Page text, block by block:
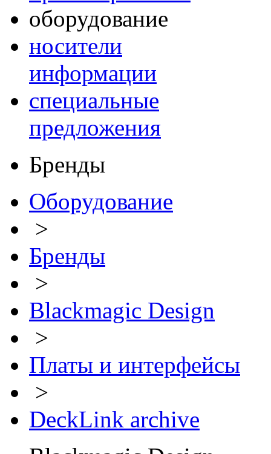
оборудование
носители
информации
специальные
предложения
Бренды
Оборудование
>
Бренды
>
Blackmagic Design
>
Платы и интерфейсы
>
DeckLink archive